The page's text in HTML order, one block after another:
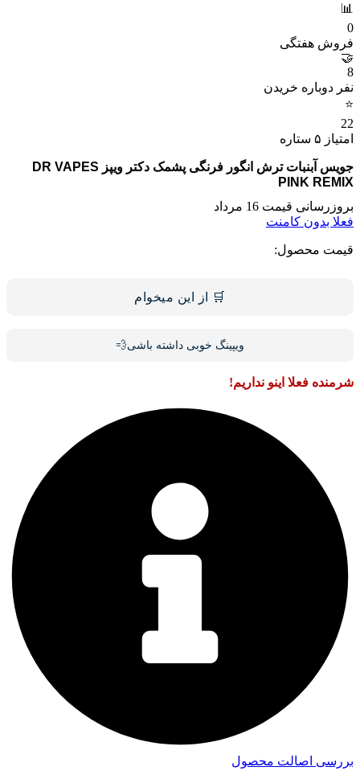
📊
0
فروش هفتگی
🤝
8
نفر دوباره خریدن
⭐
22
امتیاز ۵ ستاره
جویس آبنبات ترش انگور فرنگی پشمک دکتر ویپز DR VAPES
PINK REMIX
بروزرسانی قیمت 16 مرداد
فعلا بدون کامنت
قیمت محصول:
🛒 از این میخوام
ویپینگ خوبی داشته باشی💨
شرمنده فعلا اینو نداریم!
بررسی اصالت محصول